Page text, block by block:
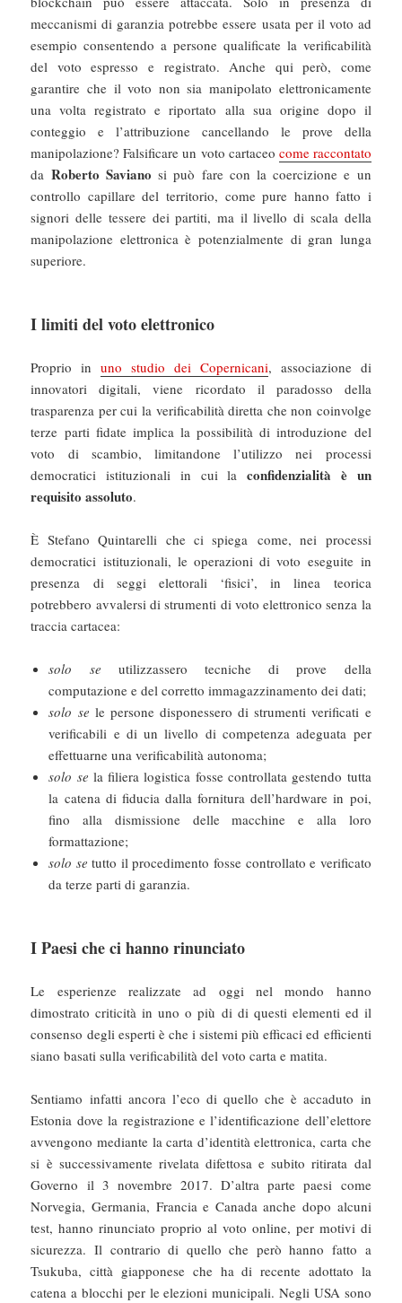
meccanismi di garanzia potrebbe essere usata per il voto ad
esempio consentendo a persone qualificate la verificabilità
del voto espresso e registrato. Anche qui però, come
garantire che il voto non sia manipolato elettronicamente
una volta registrato e riportato alla sua origine dopo il
conteggio e l’attribuzione cancellando le prove della
manipolazione? Falsificare un voto cartaceo come raccontato
da Roberto Saviano si può fare con la coercizione e un
controllo capillare del territorio, come pure hanno fatto i
signori delle tessere dei partiti, ma il livello di scala della
manipolazione elettronica è potenzialmente di gran lunga
superiore.
I limiti del voto elettronico
Proprio inuno studio dei Copernicani, associazione di
innovatori digitali, viene ricordato il paradosso della
trasparenza per cui la verificabilità diretta che non coinvolge
terze parti fidate implica la possibilità di introduzione del
voto di scambio, limitandone l’utilizzo nei processi
democratici istituzionali in cui laconfidenzialità è un
requisito assoluto.
È Stefano Quintarelli che ci spiega come, nei processi
democratici istituzionali, le operazioni di voto eseguite in
presenza di seggi elettorali ‘fisici’, in linea teorica
potrebbero avvalersi di strumenti di voto elettronico senza la
traccia cartacea:
solo se utilizzassero tecniche di prove della
computazione e del corretto immagazzinamento dei dati;
solo se le persone disponessero di strumenti verificati e
verificabili e di un livello di competenza adeguata per
effettuarne una verificabilità autonoma;
solo se la filiera logistica fosse controllata gestendo tutta
la catena di fiducia dalla fornitura dell’hardware in poi,
fino alla dismissione delle macchine e alla loro
formattazione;
solo se tutto il procedimento fosse controllato e verificato
da terze parti di garanzia.
I Paesi che ci hanno rinunciato
Le esperienze realizzate ad oggi nel mondo hanno
dimostrato criticità in uno o più di di questi elementi ed il
consenso degli esperti è che i sistemi più efficaci ed efficienti
siano basati sulla verificabilità del voto carta e matita.
Sentiamo infatti ancora l’eco di quello che è accaduto in
Estonia dove la registrazione e l’identificazione dell’elettore
avvengono mediante la carta d’identità elettronica, carta che
si è successivamente rivelata difettosa e subito ritirata dal
Governo il 3 novembre 2017. D’altra parte paesi come
Norvegia, Germania, Francia e Canada anche dopo alcuni
test, hanno rinunciato proprio al voto online, per motivi di
sicurezza. Il contrario di quello che però hanno fatto a
Tsukuba, città giapponese che ha di recente adottato la
catena a blocchi per le elezioni municipali. Negli USA sono